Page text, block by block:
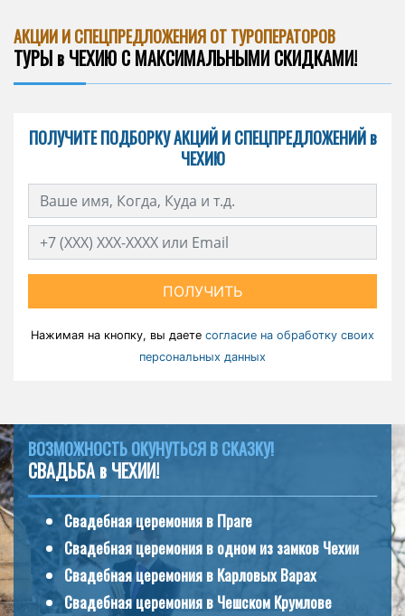
АКЦИИ И СПЕЦПРЕДЛОЖЕНИЯ ОТ ТУРОПЕРАТОРОВ
ТУРЫ в ЧЕХИЮ С МАКСИМАЛЬНЫМИ СКИДКАМИ!
ПОЛУЧИТЕ ПОДБОРКУ АКЦИЙ И СПЕЦПРЕДЛОЖЕНИЙ в
ЧЕХИЮ
ПОЛУЧИТЬ
Нажимая на кнопку, вы даете согласие на обработку своих
персональных данных
ВОЗМОЖНОСТЬ ОКУНУТЬСЯ В СКАЗКУ!
СВАДЬБА в ЧЕХИИ!
Свадебная церемония в Праге
Свадебная церемония в одном из замков Чехии
Свадебная церемония в Карловых Варах
Свадебная церемония в Чешском Крумлове